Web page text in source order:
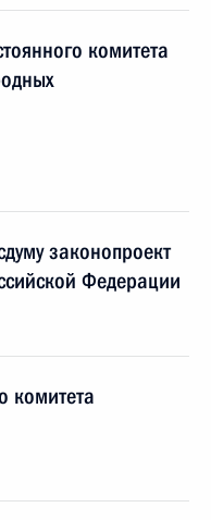
комитета
законопроект
Федерации
комитета